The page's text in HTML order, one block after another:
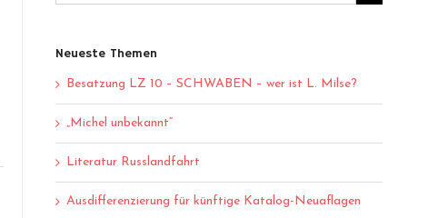
Neueste Themen
Besatzung LZ 10 – SCHWABEN – wer ist L. Milse?
„Michel unbekannt“
Literatur Russlandfahrt
Ausdifferenzierung für künftige Katalog-Neuaflagen